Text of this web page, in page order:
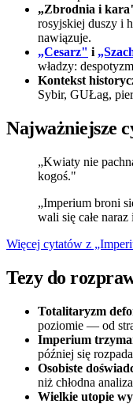
„Zbrodnia i
rosyjskiej duszy i
nawiązuje.
„Cesarz" i
władzy:
Kontekst
Sybir, GUŁag,
Najważniejsze
„Kwiaty nie
kogoś."
„Imperium broni
wali się całe
Więcej cytatów z
Tezy do
Totalitaryzm
poziomie — od
Imperium
później się
Osobiste
niż chłodna
Wielkie utopie